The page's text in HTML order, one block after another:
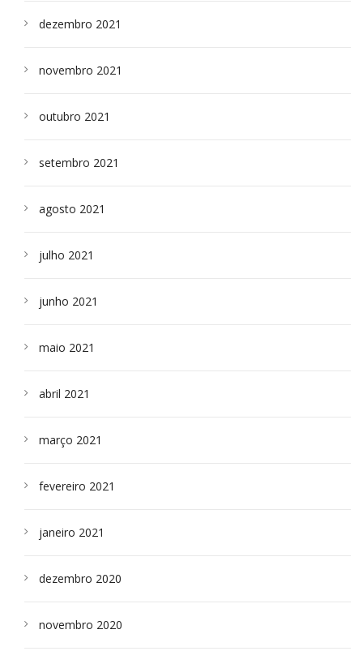
dezembro 2021
novembro 2021
outubro 2021
setembro 2021
agosto 2021
julho 2021
junho 2021
maio 2021
abril 2021
março 2021
fevereiro 2021
janeiro 2021
dezembro 2020
novembro 2020